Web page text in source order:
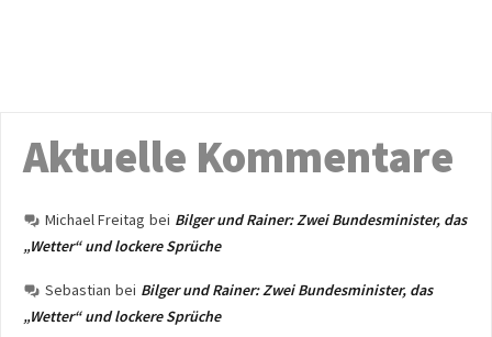
Aktuelle Kommentare
Michael Freitag bei Bilger und Rainer: Zwei Bundesminister, das
„Wetter“ und lockere Sprüche
Sebastian bei Bilger und Rainer: Zwei Bundesminister, das
„Wetter“ und lockere Sprüche